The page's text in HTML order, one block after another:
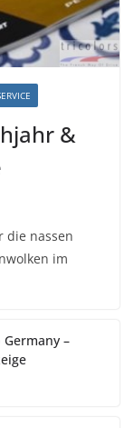
&
die nassen
im
Germany –